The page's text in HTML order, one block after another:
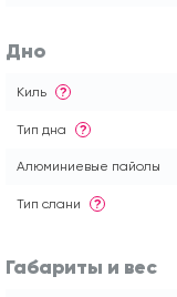
Дно
Киль ?
Тип дна ?
Алюминиевые пайолы
Тип слани ?
Габариты и вес